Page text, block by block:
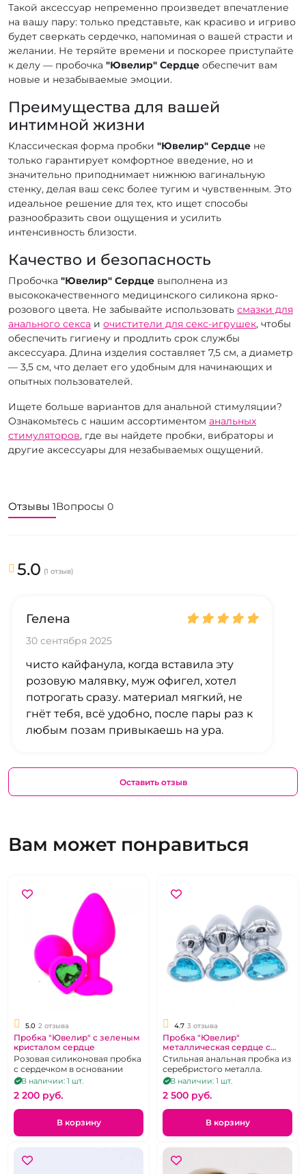
Такой аксессуар непременно произведет впечатление
на вашу пару: только представьте, как красиво и игриво
будет сверкать сердечко, напоминая о вашей страсти и
желании. Не теряйте времени и поскорее приступайте
к делу — пробочка "Ювелир" Сердце обеспечит вам
новые и незабываемые эмоции.
Преимущества для вашей
интимной жизни
Классическая форма пробки "Ювелир" Сердце не
только гарантирует комфортное введение, но и
значительно приподнимает нижнюю вагинальную
стенку, делая ваш секс более тугим и чувственным. Это
идеальное решение для тех, кто ищет способы
разнообразить свои ощущения и усилить
интенсивность близости.
Качество и безопасность
Пробочка "Ювелир" Сердце выполнена из
высококачественного медицинского силикона ярко-
розового цвета. Не забывайте использовать смазки для
анального секса и очистители для секс-игрушек, чтобы
обеспечить гигиену и продлить срок службы
аксессуара. Длина изделия составляет 7,5 см, а диаметр
— 3,5 см, что делает его удобным для начинающих и
опытных пользователей.
Ищете больше вариантов для анальной стимуляции?
Ознакомьтесь с нашим ассортиментом анальных
стимуляторов, где вы найдете пробки, вибраторы и
другие аксессуары для незабываемых ощущений.
Отзывы 1Вопросы 0
5.0 (1 отзыв)
Гелена
30 сентября 2025
чисто кайфанула, когда вставила эту
розовую малявку, муж офигел, хотел
потрогать сразу. материал мягкий, не
гнёт тебя, всё удобно, после пары раз к
любым позам привыкаешь на ура.
Оставить отзыв
Вам может понравиться
5.0 2 отзыва
Пробка "Ювелир" с зеленым
кристалом сердце
Розовая силиконовая пробка
с сердечком в основании
В наличии: 1 шт.
2 200 pуб.
В корзину
4.7 3 отзыва
Пробка "Ювелир"
металлическая сердце с
голубым кристаллом.
Стильная анальная пробка из
серебристого металла.
В наличии: 1 шт.
2 500 pуб.
В корзину